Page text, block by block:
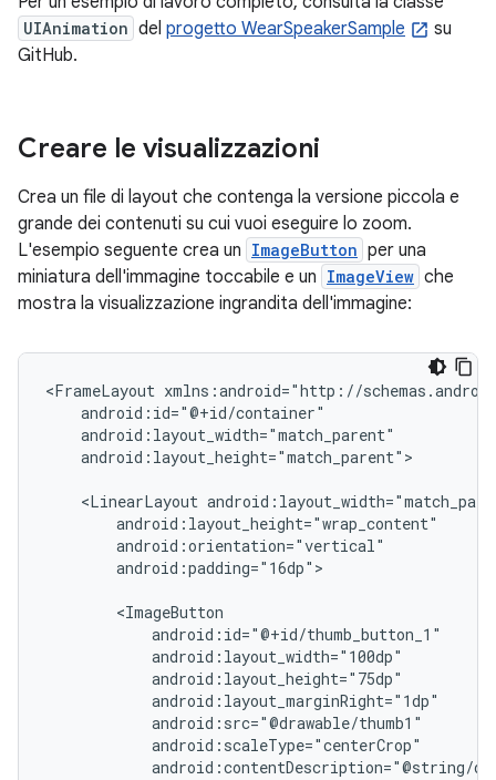
UIAnimation del progetto WearSpeakerSample
su
GitHub.
Creare le visualizzazioni
Crea un file di layout che contenga la versione piccola e
grande dei contenuti su cui vuoi eseguire lo zoom.
L'esempio seguente crea un ImageButton per una
miniatura dell'immagine toccabile e un ImageView che
mostra la visualizzazione ingrandita dell'immagine:
<FrameLayout
android:layout_height="match_parent">
<LinearLayout
android:padding="16dp">
android:contentDescription="@string/